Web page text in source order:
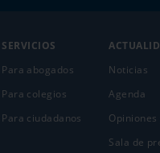
SERVICIOS
Para abogados
Para colegios
Para ciudadanos
Noticias
Agenda
Sala de